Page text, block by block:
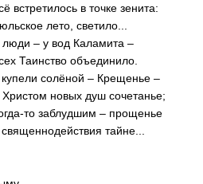
встретилось в точке зенита:
лето, светило...
– у вод Каламита –
Таинство объединило.
солёной – Крещенье –
новых душ сочетанье;
то заблудшим – прощенье
тайне...